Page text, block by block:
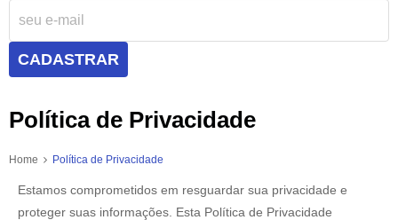
CADASTRAR
Política de Privacidade
Home Política de Privacidade
Estamos comprometidos em resguardar sua privacidade e
proteger suas informações. Esta Política de Privacidade